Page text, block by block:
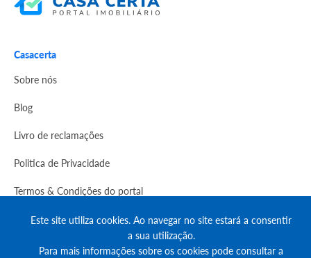
Casacerta
Sobre nós
Blog
Livro de reclamações
Politica de Privacidade
Termos & Condições do portal
Apoio ao cliente
Exportar para o casacerta
Este site utiliza cookies. Ao navegar no site estará a consentir
a sua utilização.
Para mais informações sobre os cookies pode consultar a